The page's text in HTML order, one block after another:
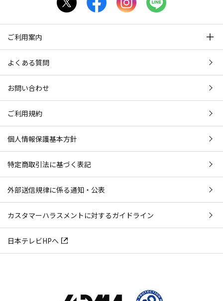
ご利用案内
よくある質問
お問い合わせ
ご利用規約
個人情報保護基本方針
特定商取引法に基づく表記
外部送信規律に係る通知・公表
カスタマーハラスメントに対するガイドライン
日本テレビHPへ